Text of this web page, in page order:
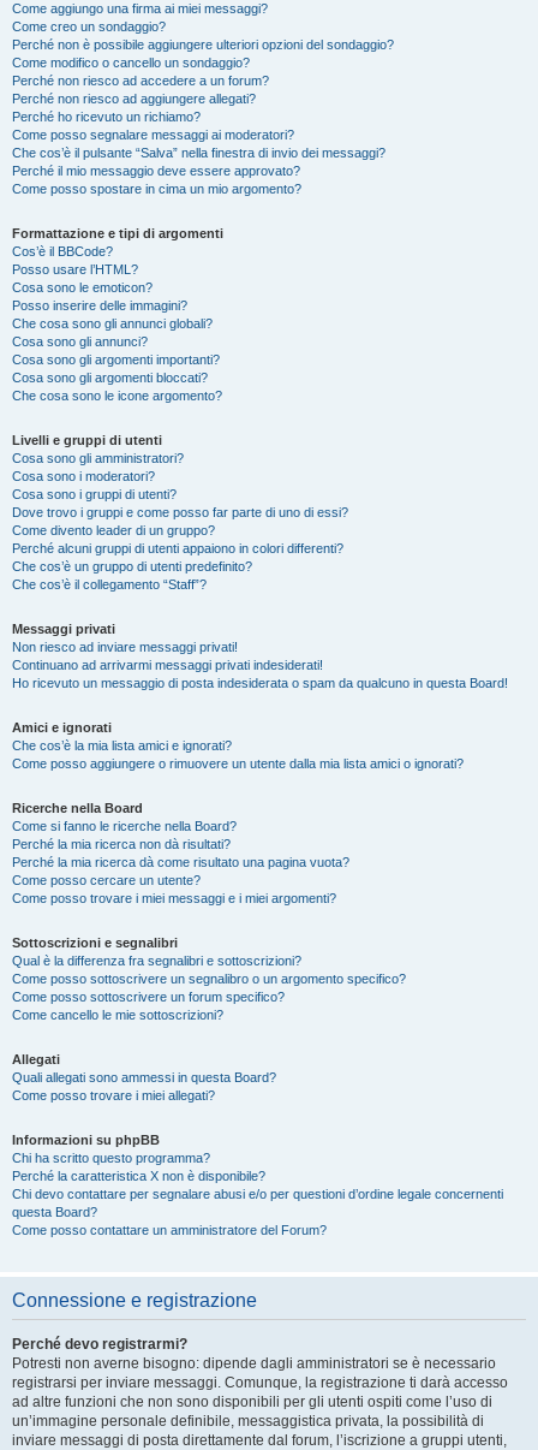
Come aggiungo una firma ai miei messaggi?
Come creo un sondaggio?
Perché non è possibile aggiungere ulteriori opzioni del sondaggio?
Come modifico o cancello un sondaggio?
Perché non riesco ad accedere a un forum?
Perché non riesco ad aggiungere allegati?
Perché ho ricevuto un richiamo?
Come posso segnalare messaggi ai moderatori?
Che cos’è il pulsante “Salva” nella finestra di invio dei messaggi?
Perché il mio messaggio deve essere approvato?
Come posso spostare in cima un mio argomento?
Formattazione e tipi di argomenti
Cos’è il BBCode?
Posso usare l’HTML?
Cosa sono le emoticon?
Posso inserire delle immagini?
Che cosa sono gli annunci globali?
Cosa sono gli annunci?
Cosa sono gli argomenti importanti?
Cosa sono gli argomenti bloccati?
Che cosa sono le icone argomento?
Livelli e gruppi di utenti
Cosa sono gli amministratori?
Cosa sono i moderatori?
Cosa sono i gruppi di utenti?
Dove trovo i gruppi e come posso far parte di uno di essi?
Come divento leader di un gruppo?
Perché alcuni gruppi di utenti appaiono in colori differenti?
Che cos’è un gruppo di utenti predefinito?
Che cos’è il collegamento “Staff”?
Messaggi privati
Non riesco ad inviare messaggi privati!
Continuano ad arrivarmi messaggi privati indesiderati!
Ho ricevuto un messaggio di posta indesiderata o spam da qualcuno in questa Board!
Amici e ignorati
Che cos’è la mia lista amici e ignorati?
Come posso aggiungere o rimuovere un utente dalla mia lista amici o ignorati?
Ricerche nella Board
Come si fanno le ricerche nella Board?
Perché la mia ricerca non dà risultati?
Perché la mia ricerca dà come risultato una pagina vuota?
Come posso cercare un utente?
Come posso trovare i miei messaggi e i miei argomenti?
Sottoscrizioni e segnalibri
Qual è la differenza fra segnalibri e sottoscrizioni?
Come posso sottoscrivere un segnalibro o un argomento specifico?
Come posso sottoscrivere un forum specifico?
Come cancello le mie sottoscrizioni?
Allegati
Quali allegati sono ammessi in questa Board?
Come posso trovare i miei allegati?
Informazioni su phpBB
Chi ha scritto questo programma?
Perché la caratteristica X non è disponibile?
Chi devo contattare per segnalare abusi e/o per questioni d’ordine legale concernenti
questa Board?
Come posso contattare un amministratore del Forum?
Connessione e registrazione
Perché devo registrarmi?
Potresti non averne bisogno: dipende dagli amministratori se è necessario
registrarsi per inviare messaggi. Comunque, la registrazione ti darà accesso
ad altre funzioni che non sono disponibili per gli utenti ospiti come l’uso di
un’immagine personale definibile, messaggistica privata, la possibilità di
inviare messaggi di posta direttamente dal forum, l’iscrizione a gruppi utenti,